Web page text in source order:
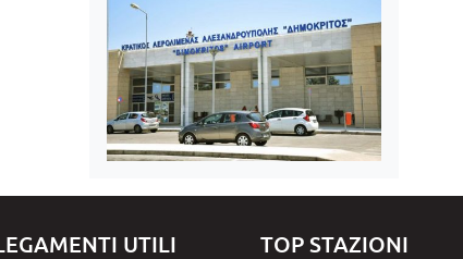
UTILI TOP STAZIONI